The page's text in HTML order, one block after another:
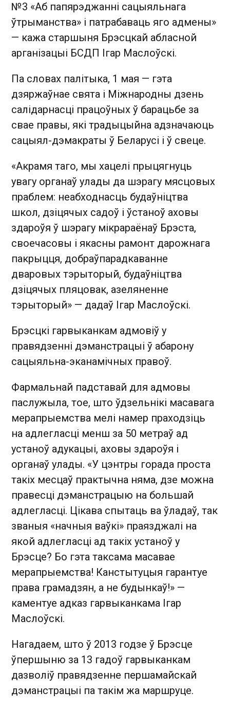
№3 «Аб папярэджанні сацыяльнага
ўтрыманства» і патрабаваць яго адмены»
— кажа старшыня Брэсцкай абласной
арганізацыі БСДП Ігар Маслоўскі.
Па словах палітыка, 1 мая — гэта
дзяржаўнае свята і Міжнародны дзень
салідарнасці працоўных ў барацьбе за
свае правы, які традыцыйна адзначаюць
сацыял-дэмакраты ў Беларусі і ў свеце.
«Акрамя таго, мы хацелі прыцягнуць
увагу органаў улады да шэрагу мясцовых
праблем: неабходнасць будаўніцтва
школ, дзіцячых садоў і ўстаноў аховы
здароўя ў шэрагу мікрараёнаў Брэста,
своечасовы і якасны рамонт дарожнага
пакрыцця, добраўпарадкаванне
дваровых тэрыторый, будаўніцтва
дзіцячых пляцовак, азеляненне
тэрыторый» — дадаў Ігар Маслоўскі.
Брэсцкі гарвыканкам адмовіў у
правядзенні дэманстрацыі ў абарону
сацыяльна-эканамічных правоў.
Фармальнай падставай для адмовы
паслужыла, тое, што ўдзельнікі масавага
мерапрыемства мелі намер праходзіць
на адлегласці менш за 50 метраў ад
устаноў адукацыі, аховы здароўя і
органаў улады. «У цэнтры горада проста
такіх месцаў практычна няма, дзе можна
правесці дэманстрацыю на большай
адлегласці. Цікава спытаць ва ўладаў, так
званыя «начныя ваўкі» праязджалі на
якой адлегласці ад такіх устаноў у
Брэсце? Бо гэта таксама масавае
мерапрыемства! Канстытуцыя гарантуе
права грамадзян, а не будынкаў!» —
каментуе адказ гарвыканкама Ігар
Маслоўскі.
Нагадаем, што ў 2013 годзе ў Брэсце
ўпершыню за 13 гадоў гарвыканкам
дазволіў правядзенне першамайскай
дэманстрацыі па такім жа маршруце.